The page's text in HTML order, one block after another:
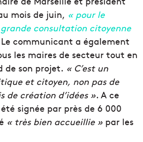
mois de juin, « pour le
consultation citoyenne
Le communicant a également
les maires de secteur tout en
de son projet. « C’est un
et citoyen, non pas de
de création d’idées ». A ce
signée par près de 6 000
« très bien accueillie » par les